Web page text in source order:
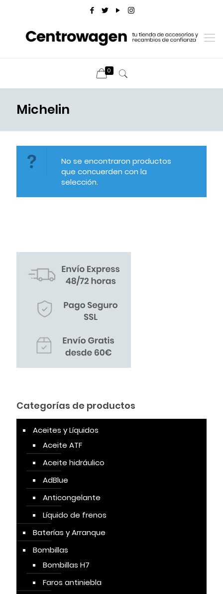
0
Michelin
No se encontraron productos
que concuerden con la
selección.
Categorías de productos
Aceites y Líquidos
Aceite ATF
Aceite hidráulico
AdBlue
Anticongelante
Líquido de frenos
Baterías y Arranque
Bombillas
Bombillas H7
Faros antiniebla